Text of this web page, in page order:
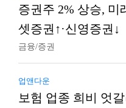
증권주 2% 상승, 미
셋증권↑·신영증권↓
금융/증권
업앤다운
보험 업종 희비 엇